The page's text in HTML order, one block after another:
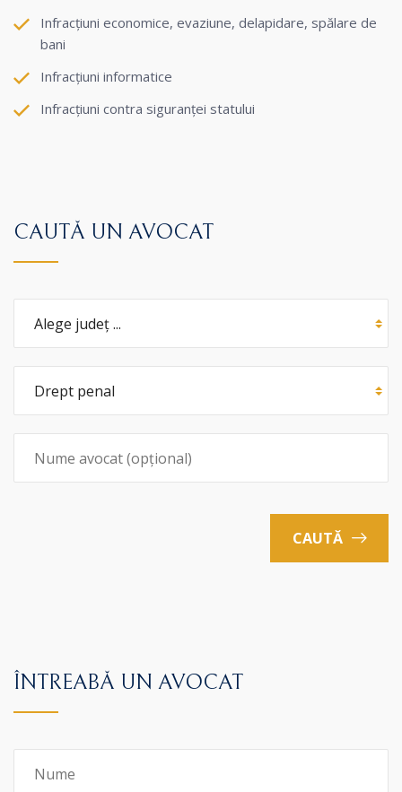
Infracțiuni economice, evaziune, delapidare, spălare de
bani
Infracțiuni informatice
Infracțiuni contra siguranței statului
CAUTĂ UN AVOCAT
CAUTĂ
ÎNTREABĂ UN AVOCAT